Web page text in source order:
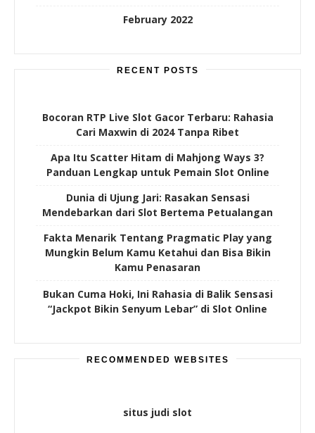
February 2022
RECENT POSTS
Bocoran RTP Live Slot Gacor Terbaru: Rahasia
Cari Maxwin di 2024 Tanpa Ribet
Apa Itu Scatter Hitam di Mahjong Ways 3?
Panduan Lengkap untuk Pemain Slot Online
Dunia di Ujung Jari: Rasakan Sensasi
Mendebarkan dari Slot Bertema Petualangan
Fakta Menarik Tentang Pragmatic Play yang
Mungkin Belum Kamu Ketahui dan Bisa Bikin
Kamu Penasaran
Bukan Cuma Hoki, Ini Rahasia di Balik Sensasi
“Jackpot Bikin Senyum Lebar” di Slot Online
RECOMMENDED WEBSITES
situs judi slot